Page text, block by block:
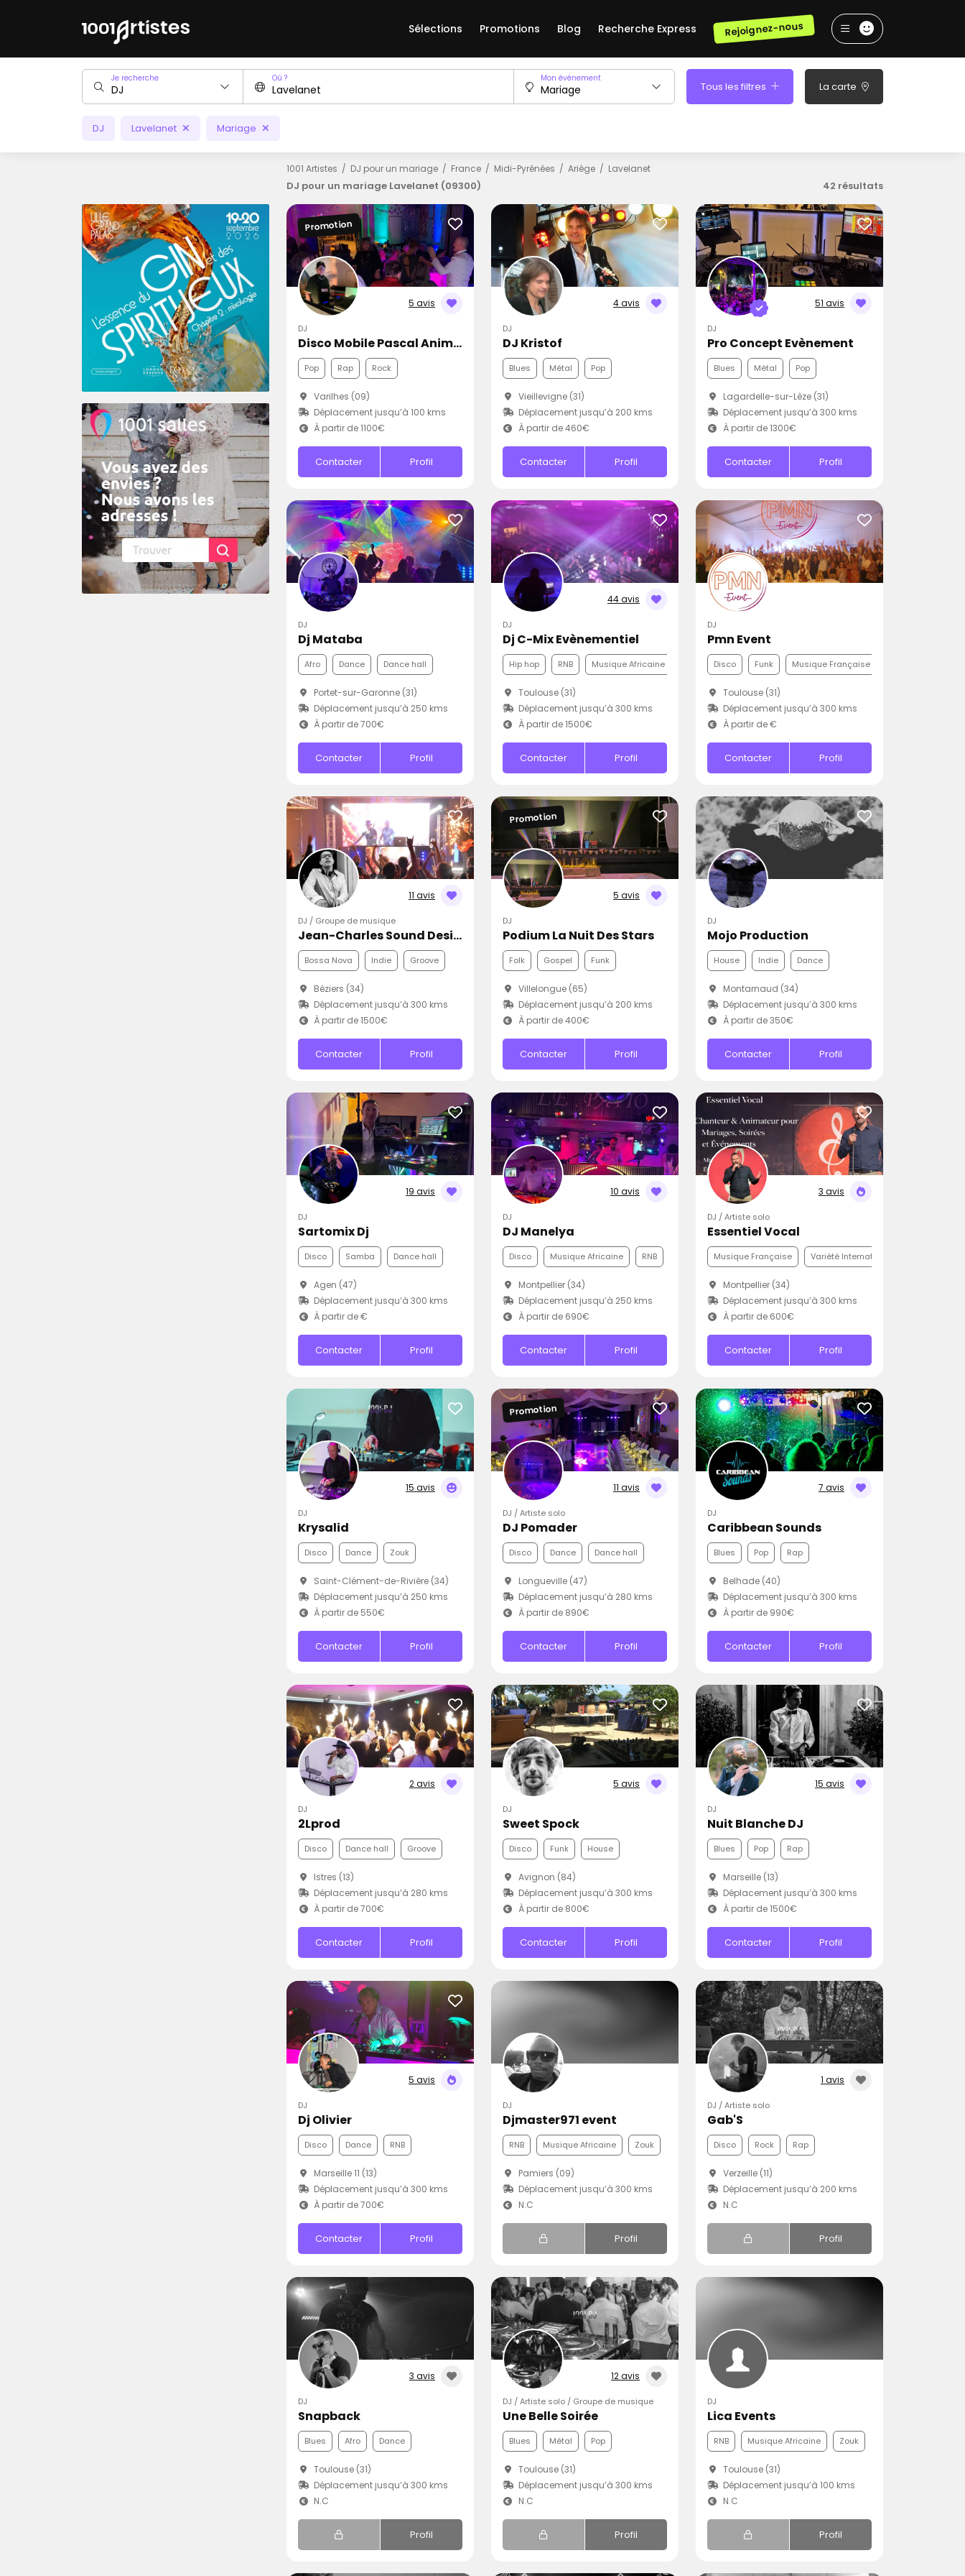
Sélections Promotions Blog Recherche Express Rejoignez-nous
Je recherche Où ? Mon événement
Tous les filtres La carte
DJ Lavelanet Mariage
1001 Artistes DJ pour un mariage France Midi-Pyrénées Ariège Lavelanet
DJ pour un mariage Lavelanet (09300) 42 résultats
5 avis
Promotion
DJ
Disco Mobile Pascal Animation
Pop Rap Rock
Varilhes (09)
Déplacement jusqu’à 100 kms
À partir de 1100€
Contacter Profil
4 avis
DJ
DJ Kristof
Blues Métal Pop
Vieillevigne (31)
Déplacement jusqu’à 200 kms
À partir de 460€
Contacter Profil
51 avis
DJ
Pro Concept Evènement
Blues Métal Pop
Lagardelle-sur-Lèze (31)
Déplacement jusqu’à 300 kms
À partir de 1300€
Contacter Profil
DJ
Dj Mataba
Afro Dance Dance hall
Portet-sur-Garonne (31)
Déplacement jusqu’à 250 kms
À partir de 700€
Contacter Profil
44 avis
DJ
Dj C-Mix Evènementiel
Hip hop RNB Musique Africaine
Toulouse (31)
Déplacement jusqu’à 300 kms
À partir de 1500€
Contacter Profil
DJ
Pmn Event
Disco Funk Musique Française
Toulouse (31)
Déplacement jusqu’à 300 kms
À partir de €
Contacter Profil
11 avis
DJ / Groupe de musique
Jean-Charles Sound Designer
Bossa Nova Indie Groove
Béziers (34)
Déplacement jusqu’à 300 kms
À partir de 1500€
Contacter Profil
5 avis
Promotion
DJ
Podium La Nuit Des Stars
Folk Gospel Funk
Villelongue (65)
Déplacement jusqu’à 200 kms
À partir de 400€
Contacter Profil
DJ
Mojo Production
House Indie Dance
Montarnaud (34)
Déplacement jusqu’à 300 kms
À partir de 350€
Contacter Profil
19 avis
DJ
Sartomix Dj
Disco Samba Dance hall
Agen (47)
Déplacement jusqu’à 300 kms
À partir de €
Contacter Profil
10 avis
DJ
DJ Manelya
Disco Musique Africaine RNB
Montpellier (34)
Déplacement jusqu’à 250 kms
À partir de 690€
Contacter Profil
3 avis
DJ / Artiste solo
Essentiel Vocal
Musique Française Variété Internationale
Montpellier (34)
Déplacement jusqu’à 300 kms
À partir de 600€
Contacter Profil
15 avis
DJ
Krysalid
Disco Dance Zouk
Saint-Clément-de-Rivière (34)
Déplacement jusqu’à 250 kms
À partir de 550€
Contacter Profil
11 avis
Promotion
DJ / Artiste solo
DJ Pomader
Disco Dance Dance hall
Longueville (47)
Déplacement jusqu’à 280 kms
À partir de 890€
Contacter Profil
7 avis
DJ
Caribbean Sounds
Blues Pop Rap
Belhade (40)
Déplacement jusqu’à 300 kms
À partir de 990€
Contacter Profil
2 avis
DJ
2Lprod
Disco Dance hall Groove
Istres (13)
Déplacement jusqu’à 280 kms
À partir de 700€
Contacter Profil
5 avis
DJ
Sweet Spock
Disco Funk House
Avignon (84)
Déplacement jusqu’à 300 kms
À partir de 800€
Contacter Profil
15 avis
DJ
Nuit Blanche DJ
Blues Pop Rap
Marseille (13)
Déplacement jusqu’à 300 kms
À partir de 1500€
Contacter Profil
5 avis
DJ
Dj Olivier
Disco Dance RNB
Marseille 11 (13)
Déplacement jusqu’à 300 kms
À partir de 700€
Contacter Profil
DJ
Djmaster971 event
RNB Musique Africaine Zouk
Pamiers (09)
Déplacement jusqu’à 300 kms
N.C
Profil
1 avis
DJ / Artiste solo
Gab'S
Disco Rock Rap
Verzeille (11)
Déplacement jusqu’à 200 kms
N.C
Profil
3 avis
DJ
Snapback
Blues Afro Dance
Toulouse (31)
Déplacement jusqu’à 300 kms
N.C
Profil
12 avis
DJ / Artiste solo / Groupe de musique
Une Belle Soirée
Blues Métal Pop
Toulouse (31)
Déplacement jusqu’à 300 kms
N.C
Profil
DJ
Lica Events
RNB Musique Africaine Zouk
Toulouse (31)
Déplacement jusqu’à 100 kms
N.C
Profil